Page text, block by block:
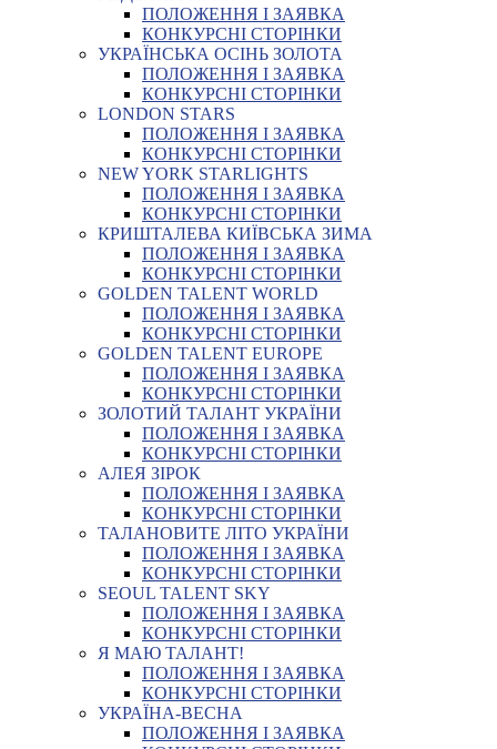
ПОЛОЖЕННЯ І ЗАЯВКА
КОНКУРСНІ СТОРІНКИ
УКРАЇНСЬКА ОСІНЬ ЗОЛОТА
ПОЛОЖЕННЯ І ЗАЯВКА
КОНКУРСНІ СТОРІНКИ
LONDON STARS
ПОЛОЖЕННЯ І ЗАЯВКА
КОНКУРСНІ СТОРІНКИ
NEW YORK STARLIGHTS
ПОЛОЖЕННЯ І ЗАЯВКА
КОНКУРСНІ СТОРІНКИ
КРИШТАЛЕВА КИЇВСЬКА ЗИМА
ПОЛОЖЕННЯ І ЗАЯВКА
КОНКУРСНІ СТОРІНКИ
GOLDEN TALENT WORLD
ПОЛОЖЕННЯ І ЗАЯВКА
КОНКУРСНІ СТОРІНКИ
GOLDEN TALENT EUROPE
ПОЛОЖЕННЯ І ЗАЯВКА
КОНКУРСНІ СТОРІНКИ
ЗОЛОТИЙ ТАЛАНТ УКРАЇНИ
ПОЛОЖЕННЯ І ЗАЯВКА
КОНКУРСНІ СТОРІНКИ
АЛЕЯ ЗІРОК
ПОЛОЖЕННЯ І ЗАЯВКА
КОНКУРСНІ СТОРІНКИ
ТАЛАНОВИТЕ ЛІТО УКРАЇНИ
ПОЛОЖЕННЯ І ЗАЯВКА
КОНКУРСНІ СТОРІНКИ
SEOUL TALENT SKY
ПОЛОЖЕННЯ І ЗАЯВКА
КОНКУРСНІ СТОРІНКИ
Я МАЮ ТАЛАНТ!
ПОЛОЖЕННЯ І ЗАЯВКА
КОНКУРСНІ СТОРІНКИ
УКРАЇНА-ВЕСНА
ПОЛОЖЕННЯ І ЗАЯВКА